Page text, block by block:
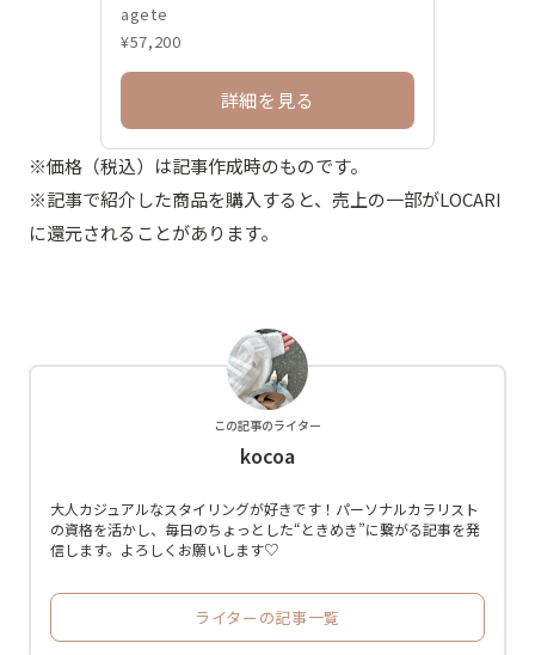
agete
¥57,200
詳細を見る
※価格（税込）は記事作成時のものです。
※記事で紹介した商品を購入すると、売上の一部がLOCARI
に還元されることがあります。
この記事のライター
kocoa
大人カジュアルなスタイリングが好きです！パーソナルカラリスト
の資格を活かし、毎日のちょっとした“ときめき”に繋がる記事を発
信します。よろしくお願いします♡
ライターの記事一覧